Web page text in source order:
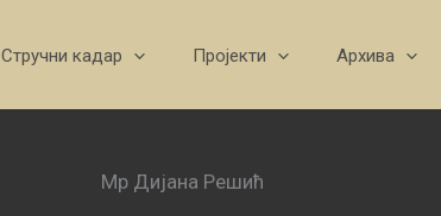
Стручни кадар Пројекти Архива
Мр Дијана Решић